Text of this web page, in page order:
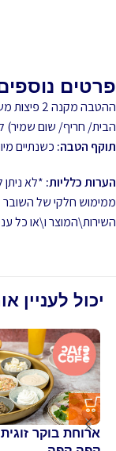
פרטים
ההטבה
הבית/ חריף/ שום
תוקף הטבה: כשנתיים
הערות כלליות: *לא ניתן
ממימוש חלקי של השובר
השירות\המוצר ו\או כל
יכול לעניין
ארוחת בוקר